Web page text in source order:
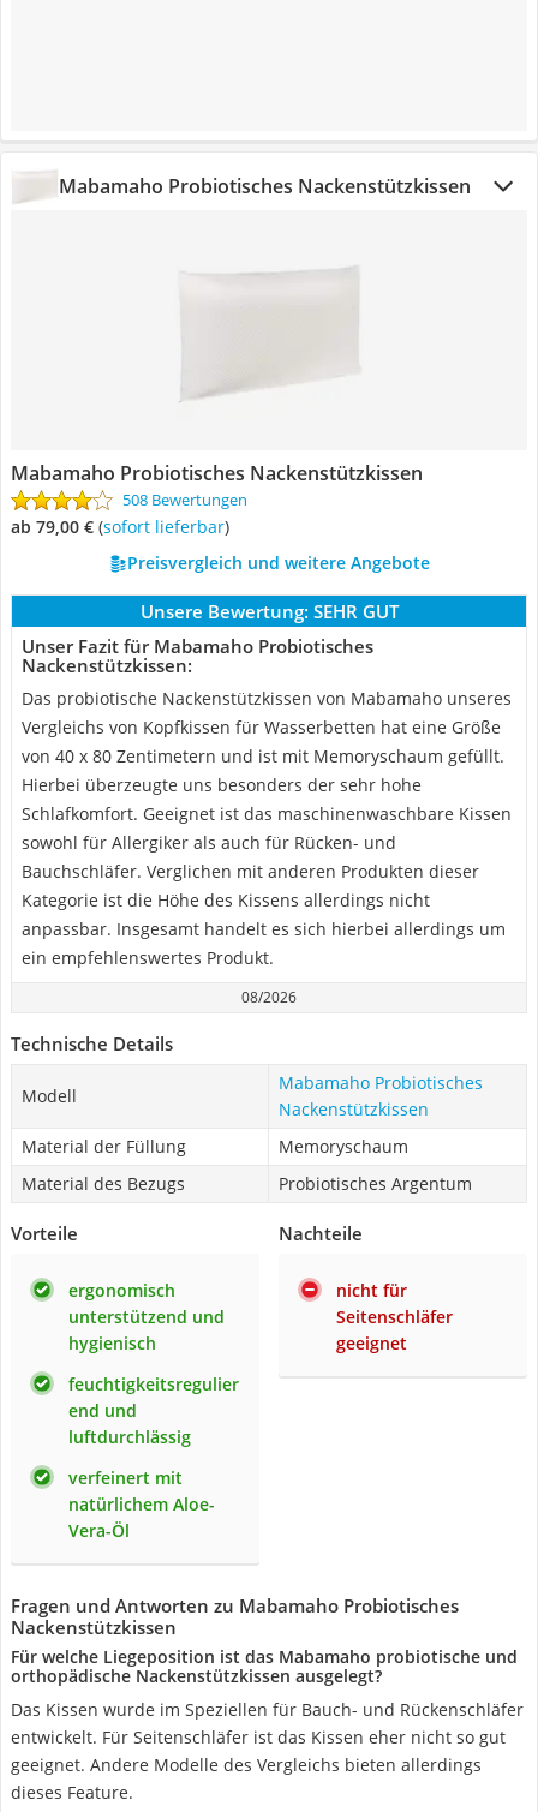
Mabamaho Probiotisches Nackenstützkissen
Mabamaho Probiotisches Nackenstützkissen
508 Bewertungen
ab 79,00 € ( Sofort lieferbar)
Preisvergleich und weitere Angebote
Unsere Bewertung: SEHR GUT
Unser Fazit für Mabamaho Probiotisches
Nackenstützkissen:
Das probiotische Nackenstützkissen von Mabamaho unseres
Vergleichs von Kopfkissen für Wasserbetten hat eine Größe
von 40 x 80 Zentimetern und ist mit Memoryschaum gefüllt.
Hierbei überzeugte uns besonders der sehr hohe
Schlafkomfort. Geeignet ist das maschinenwaschbare Kissen
sowohl für Allergiker als auch für Rücken- und
Bauchschläfer. Verglichen mit anderen Produkten dieser
Kategorie ist die Höhe des Kissens allerdings nicht
anpassbar. Insgesamt handelt es sich hierbei allerdings um
ein empfehlenswertes Produkt.
08/2026
Technische Details
Modell
Mabamaho Probiotisches
Nackenstützkissen
Material der Füllung
Memoryschaum
Material des Bezugs
Probiotisches Argentum
Vorteile
ergonomisch
unterstützend und
hygienisch
feuchtigkeitsregulier
end und
luftdurchlässig
verfeinert mit
natürlichem Aloe-
Vera-Öl
Nachteile
nicht für
Seitenschläfer
geeignet
Fragen und Antworten zu Mabamaho Probiotisches
Nackenstützkissen
Für welche Liegeposition ist das Mabamaho probiotische und
orthopädische Nackenstützkissen ausgelegt?
Das Kissen wurde im Speziellen für Bauch- und Rückenschläfer
entwickelt. Für Seitenschläfer ist das Kissen eher nicht so gut
geeignet. Andere Modelle des Vergleichs bieten allerdings
dieses Feature.